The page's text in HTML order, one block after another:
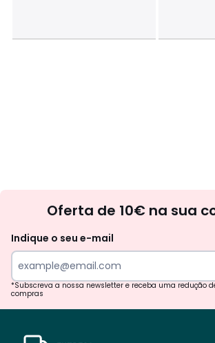
Oferta de 10€ na sua
Indique o seu e-mail
*Subscreva a nossa newsletter e receba uma redução
compras